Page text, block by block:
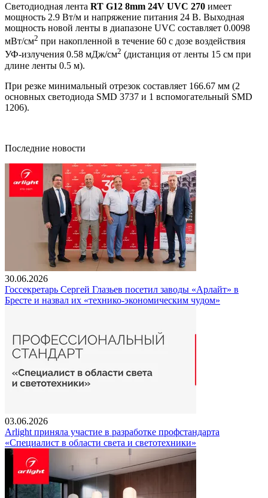
Светодиодная лента RT G12 8mm 24V UVC 270 имеет
мощность 2.9 Вт/м и напряжение питания 24 В. Выходная
мощность новой ленты в диапазоне UVC составляет 0.0098
мВт/см2 при накопленной в течение 60 с дозе воздействия
УФ-излучения 0.58 мДж/см2 (дистанция от ленты 15 см при
длине ленты 0.5 м).
При резке минимальный отрезок составляет 166.67 мм (2
основных светодиода SMD 3737 и 1 вспомогательный SMD
1206).
Последние новости
30.06.2026
Госсекретарь Сергей Глазьев посетил заводы «Арлайт» в
Бресте и назвал их «технико-экономическим чудом»
03.06.2026
Arlight приняла участие в разработке профстандарта
«Специалист в области света и светотехники»